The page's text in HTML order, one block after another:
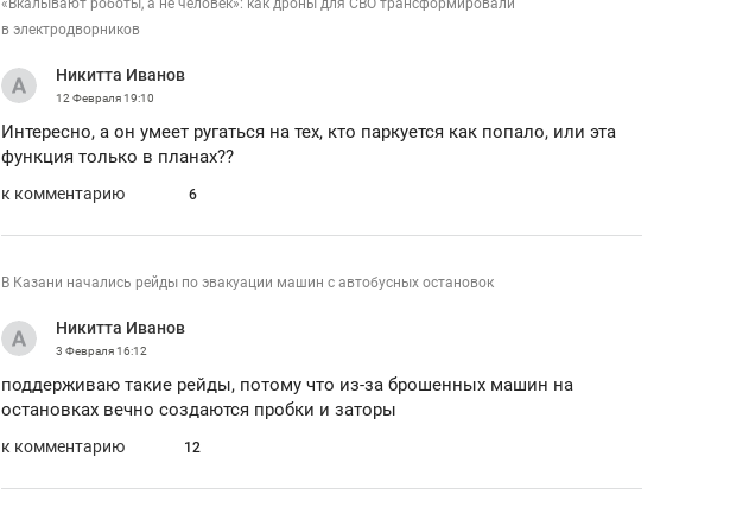
«Вкалывают роботы, а не человек»: как дроны для СВО трансформировали
в электродворников
Никитта Иванов
12 Февраля19:10
Интересно, а он умеет ругаться на тех, кто паркуется как попало, или эта
функция только в планах??
к комментарию 6
В Казани начались рейды по эвакуации машин с автобусных остановок
Никитта Иванов
3 Февраля16:12
поддерживаю такие рейды, потому что из-за брошенных машин на
остановках вечно создаются пробки и заторы
к комментарию 12